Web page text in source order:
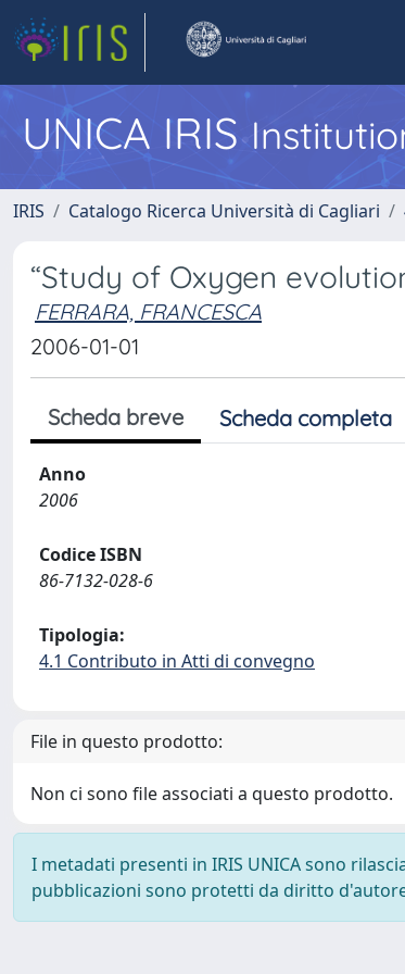
UNICA IRIS
IRIS Catalogo Ricerca Università di Cagliari
“Study of Oxygen
FERRARA, FRANCESCA
2006-01-01
Scheda breve Scheda completa
Anno
2006
Codice ISBN
86-7132-028-6
Tipologia:
4.1 Contributo in Atti di convegno
File in questo prodotto:
Non ci sono file associati a questo prodotto.
I metadati presenti in IRIS UNICA sono
pubblicazioni sono protetti da diritto